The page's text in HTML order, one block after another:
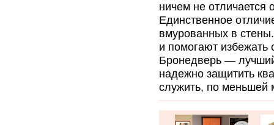
ничем не отличается
Единственное
вмурованных в
и помогают избежать
Бронедверь —
надежно защитить
служить, по меньшей